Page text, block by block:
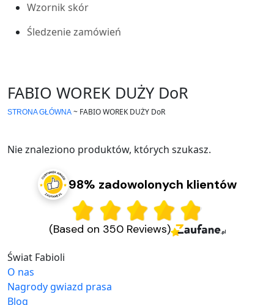
Wzornik skór
Śledzenie zamówień
FABIO WOREK DUŻY DoR
STRONA GŁÓWNA ~ FABIO WOREK DUŻY DoR
Nie znaleziono produktów, których szukasz.
98% zadowolonych klientów
(Based on 350 Reviews)
Świat Fabioli
O nas
Nagrody gwiazd prasa
Blog